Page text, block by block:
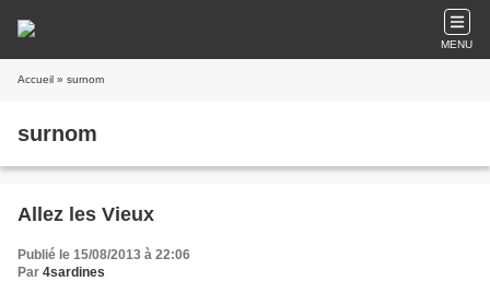
MENU
Accueil » surnom
surnom
Allez les Vieux
Publié le 15/08/2013 à 22:06
Par 4sardines